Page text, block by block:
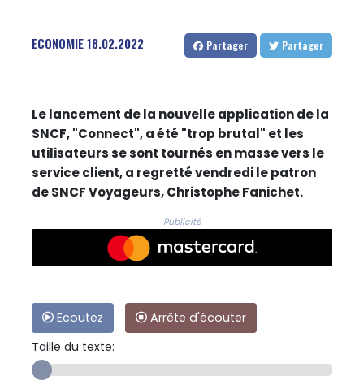
ECONOMIE18.02.2022 Partager Partager
Le lancement de la nouvelle application de la
SNCF, "Connect", a été "trop brutal" et les
utilisateurs se sont tournés en masse vers le
service client, a regretté vendredi le patron
de SNCF Voyageurs, Christophe Fanichet.
Publicité
Ecoutez
Arrête d'écouter
Taille du texte: